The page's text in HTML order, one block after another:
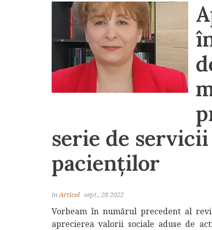
serie de
pacienților
inArticol sept., 28 2022
Vorbeam în numărul precedent al
aprecierea valorii sociale aduse de